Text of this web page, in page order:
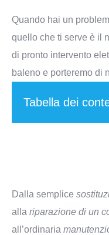
Quando hai un
quello che ti serve è il
di pronto intervento
baleno e porteremo di
Tabella dei
Dalla semplice
alla riparazione di un
all’ordinaria